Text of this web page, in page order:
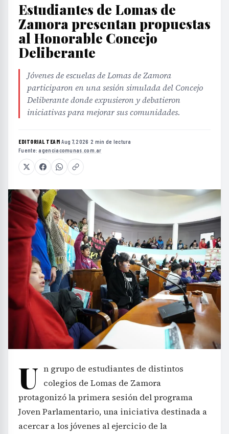
Estudiantes de Lomas de
Zamora presentan propuestas
al Honorable Concejo
Deliberante
Jóvenes de escuelas de Lomas de Zamora
participaron en una sesión simulada del Concejo
Deliberante donde expusieron y debatieron
iniciativas para mejorar sus comunidades.
EDITORIAL TEAM·Aug 7, 2026 ·2 min de lectura ·
Fuente:agenciacomunas.com.ar
U n grupo de estudiantes de distintos
colegios de Lomas de Zamora
protagonizó la primera sesión del programa
Joven Parlamentario, una iniciativa destinada a
acercar a los jóvenes al ejercicio de la